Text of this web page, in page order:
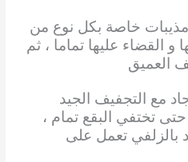
خاصة بكل نوع من
و القضاء عليها تماما ، ثم
العميق
مع التجفيف الجيد
حتى تختفي البقع تمام ،
تعمل على